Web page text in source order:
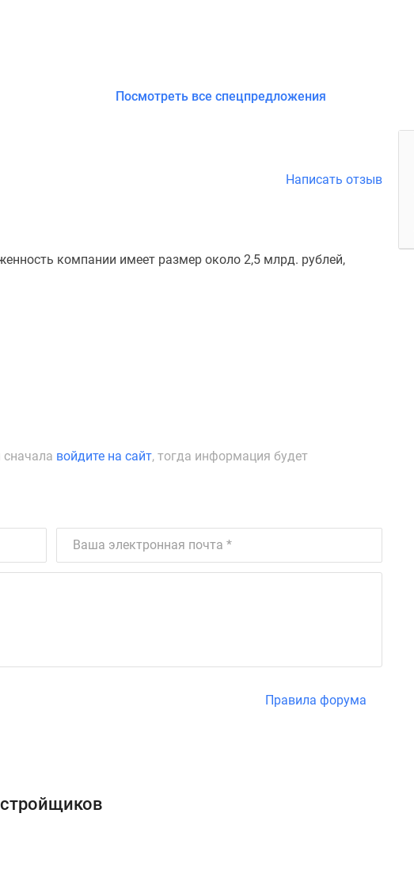
Посмотреть все спецпредложения
Написать отзыв
компании имеет размер около 2,5 млрд. рублей,
войдите на сайт, тогда информация будет
Правила форума